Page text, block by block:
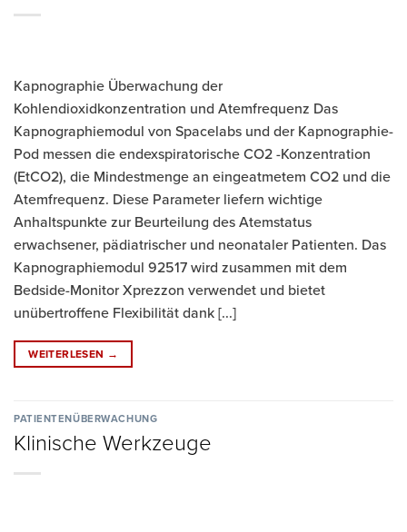
Kapnographie Überwachung der
Kohlendioxidkonzentration und Atemfrequenz Das
Kapnographiemodul von Spacelabs und der Kapnographie-
Pod messen die endexspiratorische CO2 -Konzentration
(EtCO2), die Mindestmenge an eingeatmetem CO2 und die
Atemfrequenz. Diese Parameter liefern wichtige
Anhaltspunkte zur Beurteilung des Atemstatus
erwachsener, pädiatrischer und neonataler Patienten. Das
Kapnographiemodul 92517 wird zusammen mit dem
Bedside-Monitor Xprezzon verwendet und bietet
unübertroffene Flexibilität dank [...]
WEITERLESEN →
PATIENTENÜBERWACHUNG
Klinische Werkzeuge